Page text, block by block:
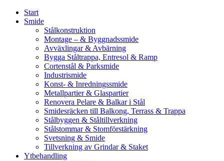
Start
Smide
Stålkonstruktion
Montage – & Byggnadssmide
Avväxlingar & Avbärning
Bygga Ståltrappa, Entresol & Ramp
Cortenstål & Parksmide
Industrismide
Konst- & Inredningssmide
Metallpartier & Glaspartier
Renovera Pelare & Balkar i Stål
Smidesräcken till Balkong, Terrass & Trappa
Stålbyggen & Ståltillverkning
Stålstommar & Stomförstärkning
Svetsning & Smide
Tillverkning av Grindar & Staket
Ytbehandling